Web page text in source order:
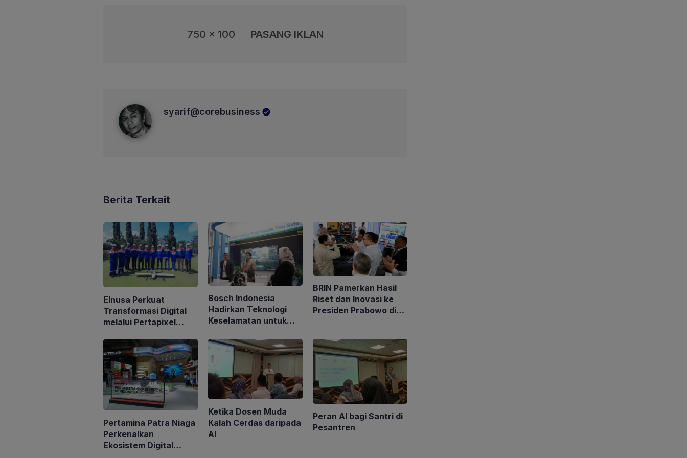
750 x 100 PASANG IKLAN
syarif@corebusiness
Berita Terkait
Elnusa Perkuat
Transformasi Digital
melalui Pertapixel
Pengelolaan Aset
Berbasis Data
Bosch Indonesia
Hadirkan Teknologi
Keselamatan untuk
2026
BRIN Pamerkan Hasil
Riset dan Inovasi ke
Presiden Prabowo di
Pertamina Patra Niaga
Perkenalkan
Ekosistem Digital
Ketika Dosen Muda
Kalah Cerdas daripada
AI
Peran AI bagi Santri di
Pesantren